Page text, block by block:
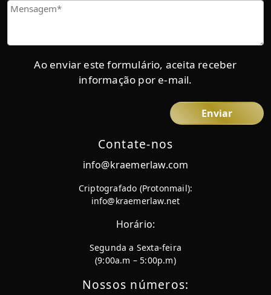
Contate-nos
info@kraemerlaw.com
Criptografado (Protonmail):
info@kraemerlaw.net
Horário:
Segunda a Sexta-feira
(9:00a.m – 5:00p.m)
Nossos números:
Mensaje
Ao enviar este formulário, aceita receber
informação por e-mail.